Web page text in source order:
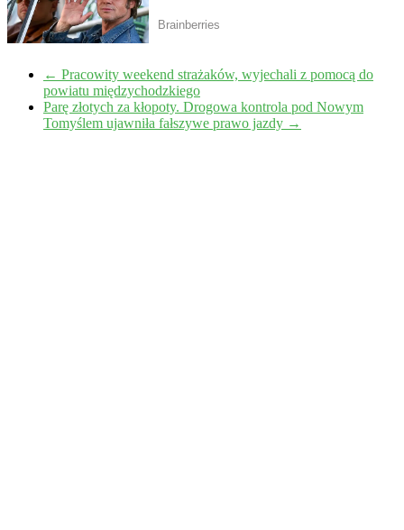
← Pracowity weekend strażaków, wyjechali z pomocą do
powiatu międzychodzkiego
Parę złotych za kłopoty. Drogowa kontrola pod Nowym
Tomyślem ujawniła fałszywe prawo jazdy →